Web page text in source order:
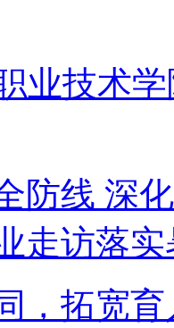
业技术
防线 深
走访落
，拓宽